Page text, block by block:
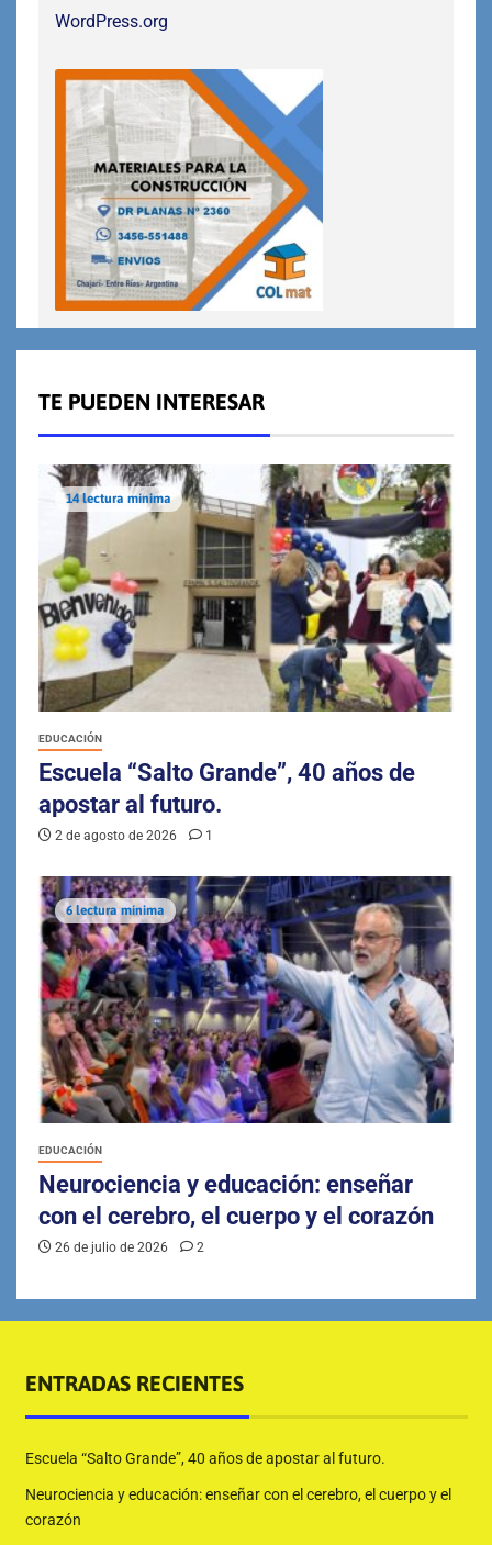
WordPress.org
TE PUEDEN INTERESAR
14 lectura mínima
EDUCACIÓN
Escuela “Salto Grande”, 40 años de
apostar al futuro.
2 de agosto de 2026 1
6 lectura mínima
EDUCACIÓN
Neurociencia y educación: enseñar
con el cerebro, el cuerpo y el corazón
26 de julio de 2026 2
ENTRADAS RECIENTES
Escuela “Salto Grande”, 40 años de apostar al futuro.
Neurociencia y educación: enseñar con el cerebro, el cuerpo y el
corazón